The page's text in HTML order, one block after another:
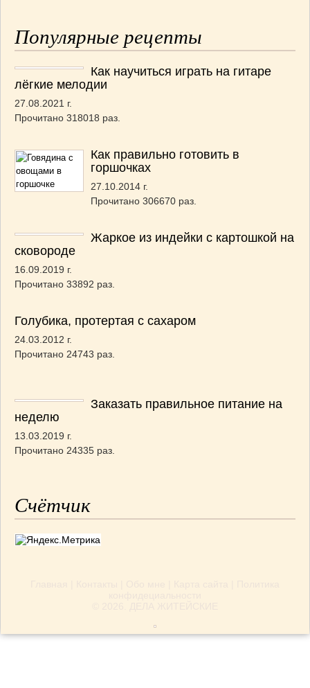
Популярные рецепты
Как научиться играть на гитаре
лёгкие мелодии
27.08.2021 г.
Прочитано 318018 раз.
Как правильно готовить в
горшочках
27.10.2014 г.
Прочитано 306670 раз.
Жаркое из индейки с картошкой на
сковороде
16.09.2019 г.
Прочитано 33892 раз.
Голубика, протертая с сахаром
24.03.2012 г.
Прочитано 24743 раз.
Заказать правильное питание на
неделю
13.03.2019 г.
Прочитано 24335 раз.
Счётчик